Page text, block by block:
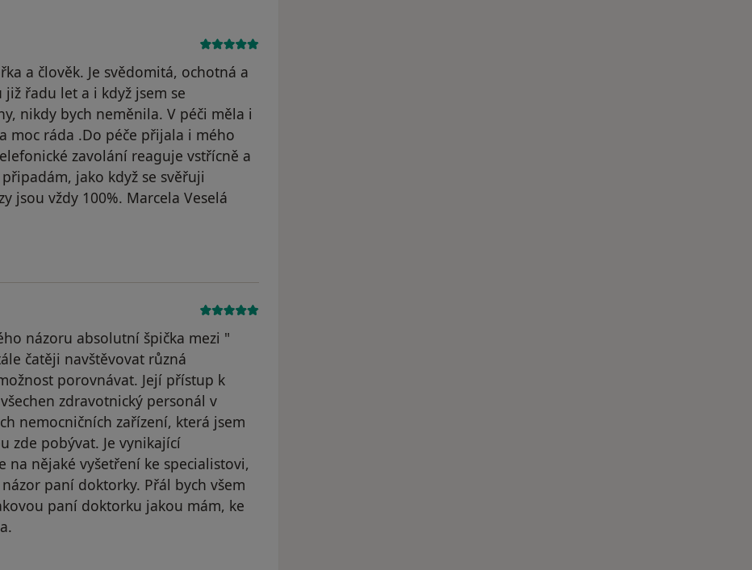
a člověk. Je svědomitá, ochotná a
řadu let a i když jsem se
nikdy bych neměnila. V péči měla i
moc ráda .Do péče přijala i mého
zavolání reaguje vstřícně a
jako když se svěřuji
jsou vždy 100%. Marcela Veselá
odstraněn
názoru absolutní špička mezi "
čatěji navštěvovat různá
porovnávat. Její přístup k
zdravotnický personál v
nemocničních zařízení, která jsem
zde pobývat. Je vynikající
nějaké vyšetření ke specialistovi,
paní doktorky. Přál bych všem
paní doktorku jakou mám, ke
byl odstraněn